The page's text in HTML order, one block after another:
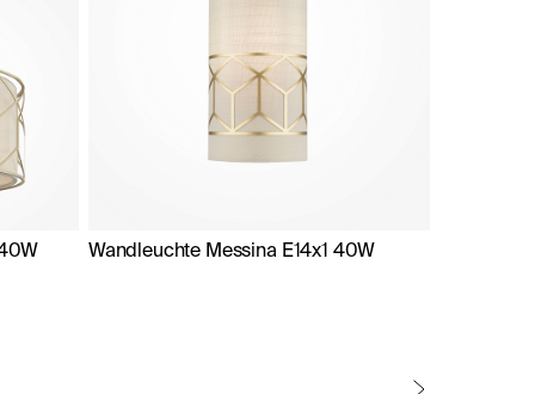
Wandleuchte Messina E14x1 40W